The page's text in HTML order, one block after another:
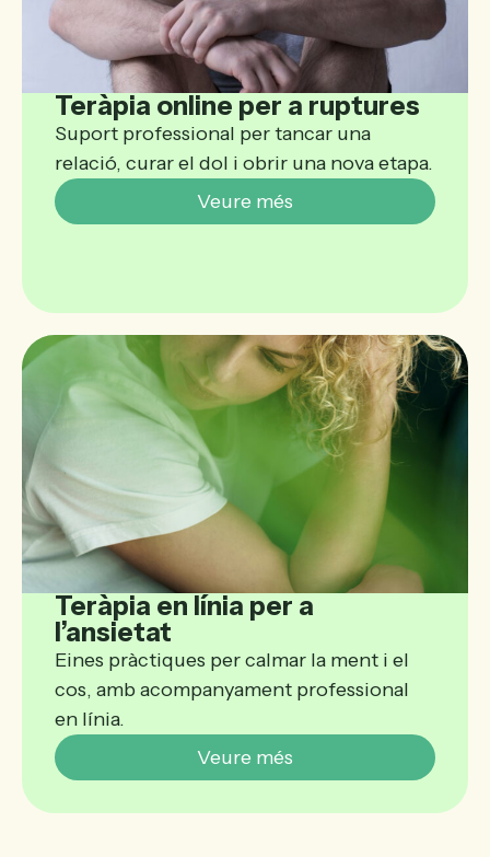
Teràpia online per a ruptures
Suport professional per tancar una
relació, curar el dol i obrir una nova etapa.
Veure més
Teràpia en línia per a
l’ansietat
Eines pràctiques per calmar la ment i el
cos, amb acompanyament professional
en línia.
Veure més